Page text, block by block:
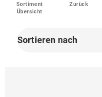
Sortiment
Übersicht
Zurück
Sortieren nach